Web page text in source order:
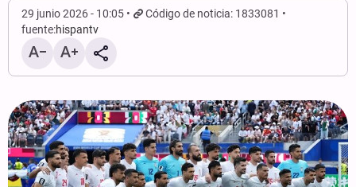
29 junio 2026 - 10:05
Código de noticia: 1833081
fuente:hispantv